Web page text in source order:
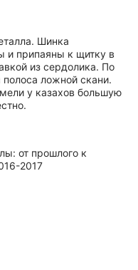
Шинка
и припаяны к щитку в
из сердолика. По
ложной скани.
у казахов большую
от прошлого к
2017